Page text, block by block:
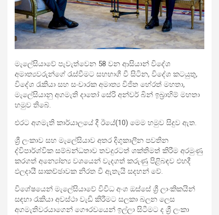
මැලේසියාවේ පැවැත්වෙන 58 වන ආසියාන් විදේශ
අමාත්‍යවරුන්ගේ රැස්වීමට සහභාගී වී සිටින, විදේශ කටයුතු,
විදේශ රැකියා සහ සංචාරක අමාත්‍ය විජිත හේරත් මහතා,
මැලේසියානු අගමැති දාතෝ සේරි අන්වර් බින් ඉබ්‍රාහිම් මහතා
හමුව තිබේ.
එරට අගමැති කාර්යාලයේ දී ඊයේ(10) මෙම හමුව සිදුව ඇත.
ශ්‍රී ලංකාව සහ මැලේසියාව අතර දිගුකාලීන පවතින
ද්විපාර්ශ්වික සම්බන්ධතාව තවදුරටත් ශක්තිමත් කිරීම අරමුණු
කරගත් අන්‍යෝන්‍ය වශයෙන් වැදගත් කරුණු පිළිබඳව එහදී
ඵලදායී සාකච්ඡාවක නිරත වී ඇතැයි සදහන් වේ.
විශේෂයෙන් මැලේසියාවේ විවිධ අංශ ඔස්සේ ශ්‍රී ලාංකිකයින්
සඳහා රැකියා අවස්ථා වැඩි කිරීමට සලකා බලන ලෙස
අගමැතිවරයාගෙන් ගෞරවයෙන් ඉල්ලා සිටීමට ද ශ්‍රී ලංකා